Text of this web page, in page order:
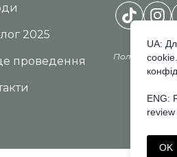
2025
проведення Політика
UA:
ENG:
OK